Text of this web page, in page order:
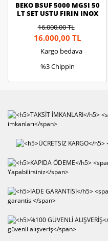
BEKO BSUF 5000 MGSI 50
LT SET USTU FIRIN INOX
16.000,00 TL
16.000,00 TL
Kargo bedava
%3 Chippin